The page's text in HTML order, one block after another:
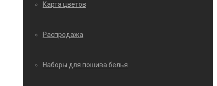
Карта цветов
Распродажа
Наборы для пошива белья